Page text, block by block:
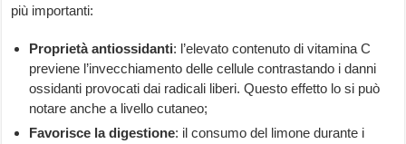
più importanti:
Proprietà antiossidanti: l’elevato contenuto di vitamina C
previene l’invecchiamento delle cellule contrastando i danni
ossidanti provocati dai radicali liberi. Questo effetto lo si può
notare anche a livello cutaneo;
Favorisce la digestione: il consumo del limone durante i